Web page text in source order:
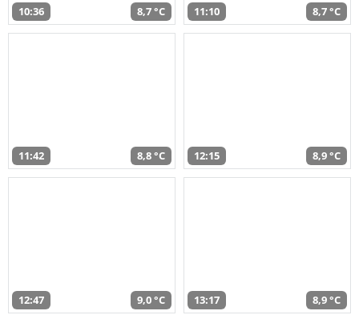
10:36 8,7 °C 11:10 8,7 °C
11:42 8,8 °C 12:15 8,9 °C
12:47 9,0 °C 13:17 8,9 °C